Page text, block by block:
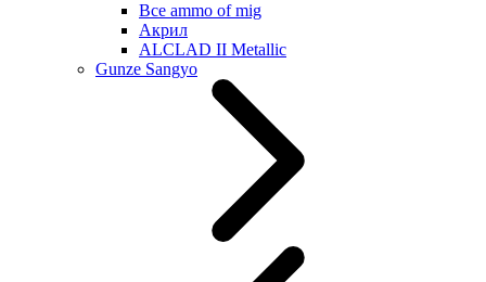
Все ammo of mig
Акрил
ALCLAD II Metallic
Gunze Sangyo